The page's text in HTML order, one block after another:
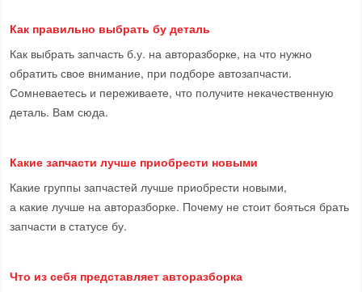
Как правильно выбрать бу деталь
Как выбрать запчасть б.у. на авторазборке, на что нужно
обратить свое внимание, при подборе автозапчасти.
Сомневаетесь и переживаете, что получите некачественную
деталь. Вам сюда.
Какие запчасти лучше приобрести новыми
Какие группы запчастей лучше приобрести новыми,
а какие лучше на авторазборке. Почему не стоит бояться брать
запчасти в статусе бу.
Что из себя представляет авторазборка